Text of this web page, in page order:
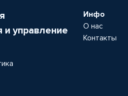
и управление
Инфо
О нас
Контакты